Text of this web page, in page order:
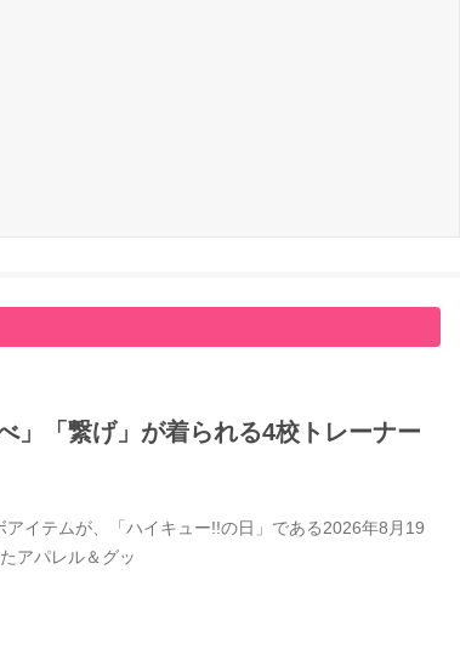
」「繋げ」が着られる4校トレーナー
イテムが、「ハイキュー!!の日」である2026年8月19
アパレル＆グッ